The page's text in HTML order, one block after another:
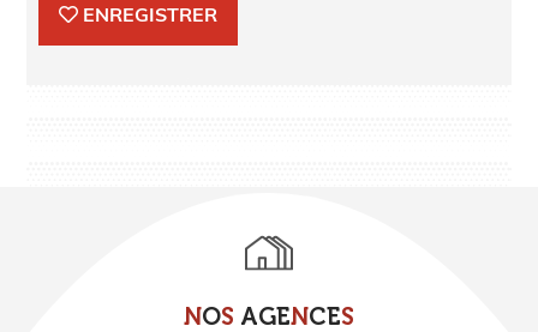
ENREGISTRER
NOS AGENCES